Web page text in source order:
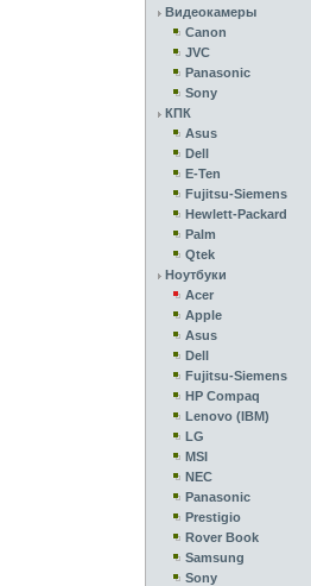
Видеокамеры
Canon
JVC
Panasonic
Sony
КПК
Asus
Dell
E-Ten
Fujitsu-Siemens
Hewlett-Packard
Palm
Qtek
Ноутбуки
Acer
Apple
Asus
Dell
Fujitsu-Siemens
HP Compaq
Lenovo (IBM)
LG
MSI
NEC
Panasonic
Prestigio
Rover Book
Samsung
Sony